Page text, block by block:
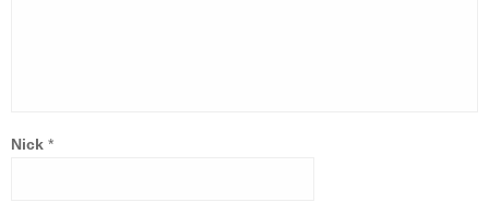
Nick *